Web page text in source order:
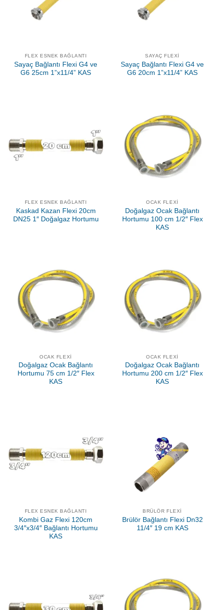
FLEX ESNEK BAĞLANTI
Sayaç Bağlantı Flexi G4 ve
G6 25cm 1”x11/4” KAS
SAYAÇ FLEXI
Sayaç Bağlantı Flexi G4 ve
G6 20cm 1”x11/4” KAS
FLEX ESNEK BAĞLANTI
Kaskad Kazan Flexi 20cm
DN25 1″ Doğalgaz Hortumu
OCAK FLEXI
Doğalgaz Ocak Bağlantı
Hortumu 100 cm 1/2″ Flex
KAS
OCAK FLEXI
Doğalgaz Ocak Bağlantı
Hortumu 75 cm 1/2″ Flex
KAS
OCAK FLEXI
Doğalgaz Ocak Bağlantı
Hortumu 200 cm 1/2″ Flex
KAS
FLEX ESNEK BAĞLANTI
Kombi Gaz Flexi 120cm
3/4″x3/4″ Bağlantı Hortumu
KAS
BRÜLÖR FLEXI
Brülör Bağlantı Flexi Dn32
11/4″ 19 cm KAS